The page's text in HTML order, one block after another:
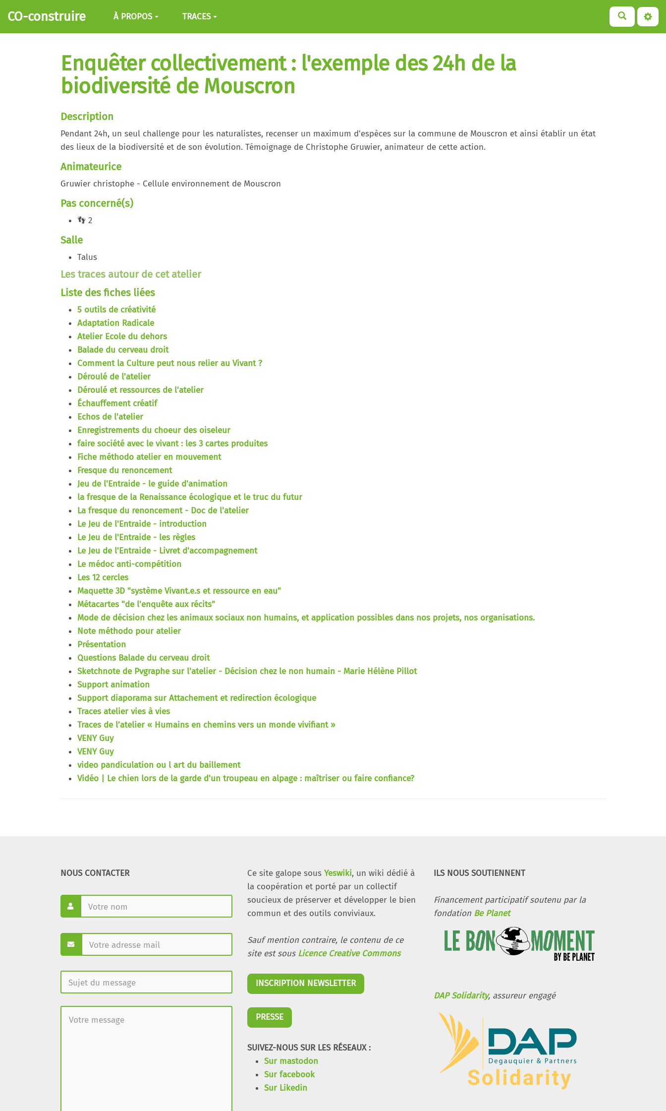
Aller au contenu principal
CO-construire À PROPOS TRACES
Enquêter collectivement : l'exemple des 24h de la
biodiversité de Mouscron
Description
Pendant 24h, un seul challenge pour les naturalistes, recenser un maximum d'espèces sur la commune de Mouscron et ainsi établir un état
des lieux de la biodiversité et de son évolution. Témoignage de Christophe Gruwier, animateur de cette action.
Animateurice
Gruwier christophe - Cellule environnement de Mouscron
Pas concerné(s)
👣 2
Salle
Talus
Les traces autour de cet atelier
Liste des fiches liées
5 outils de créativité
Adaptation Radicale
Atelier Ecole du dehors
Balade du cerveau droit
Comment la Culture peut nous relier au Vivant ?
Déroulé de l'atelier
Déroulé et ressources de l'atelier
Échauffement créatif
Echos de l'atelier
Enregistrements du choeur des oiseleur
faire société avec le vivant : les 3 cartes produites
Fiche méthodo atelier en mouvement
Fresque du renoncement
Jeu de l'Entraide - le guide d'animation
la fresque de la Renaissance écologique et le truc du futur
La fresque du renoncement - Doc de l'atelier
Le Jeu de l'Entraide - introduction
Le Jeu de l'Entraide - les règles
Le Jeu de l'Entraide - Livret d'accompagnement
Le médoc anti-compétition
Les 12 cercles
Maquette 3D "système Vivant.e.s et ressource en eau"
Métacartes "de l'enquête aux récits"
Mode de décision chez les animaux sociaux non humains, et application possibles dans nos projets, nos organisations.
Note méthodo pour atelier
Présentation
Questions Balade du cerveau droit
Sketchnote de Pvgraphe sur l'atelier - Décision chez le non humain - Marie Hélène Pillot
Support animation
Support diaporama sur Attachement et redirection écologique
Traces atelier vies à vies
Traces de l’atelier « Humains en chemins vers un monde vivifiant »
VENY Guy
VENY Guy
video pandiculation ou l art du baillement
Vidéo | Le chien lors de la garde d'un troupeau en alpage : maîtriser ou faire confiance?
NOUS CONTACTER Ce site galope sous Yeswiki, un wiki dédié à
la coopération et porté par un collectif
soucieux de préserver et développer le bien
commun et des outils conviviaux.
Sauf mention contraire, le contenu de ce
site est sous Licence Creative Commons
INSCRIPTION NEWSLETTER
PRESSE
SUIVEZ-NOUS SUR LES RÉSEAUX :
Sur mastodon
Sur facebook
Sur Likedin
ILS NOUS SOUTIENNENT
Financement participatif soutenu par la
fondation Be Planet
DAP Solidarity, assureur engagé